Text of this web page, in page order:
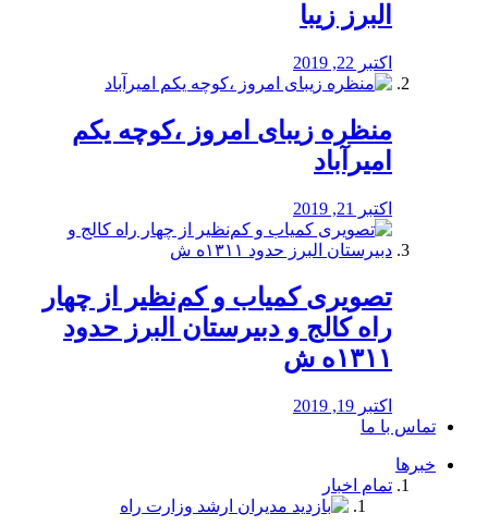
البرز زیبا
اکتبر 22, 2019
منظره‌‌ زیبای امروز ،کوچه یکم
امیرآباد
اکتبر 21, 2019
️تصویری کمیاب و کم‌نظیر از چهار
راه كالج و دبيرستان البرز حدود
۱۳۱۱ه ش
اکتبر 19, 2019
تماس با ما
خبرها
تمام اخبار